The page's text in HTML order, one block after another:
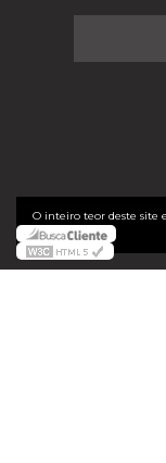
O inteiro teor deste site